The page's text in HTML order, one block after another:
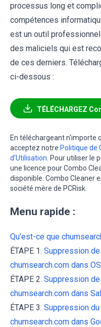
processus long et
compétences
est un outil
des maliciels qui est
de ces derniers.
ci-dessous :
TÉLÉCHARGEZ
En téléchargeant n'importe
acceptez notre Politique de
d’Utilisation . Pour utiliser
une licence pour Combo
disponible. Combo Cleaner
société mère de PCRisk.
Menu rapide :
Qu'est-ce que
ÉTAPE 1. Suppression
chumsearch.com dans
ÉTAPE 2. Suppression
chumsearch.com dans
ÉTAPE 3. Suppression
chumsearch.com dans